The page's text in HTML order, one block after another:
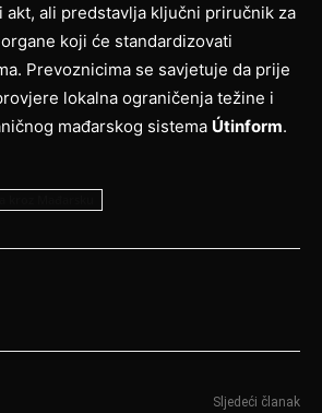
akt, ali predstavlja ključni priručnik za
koji će standardizovati
Prevoznicima se savjetuje da prije
lokalna ograničenja težine i
mađarskog sistema Útinform.
Sljedeći članak